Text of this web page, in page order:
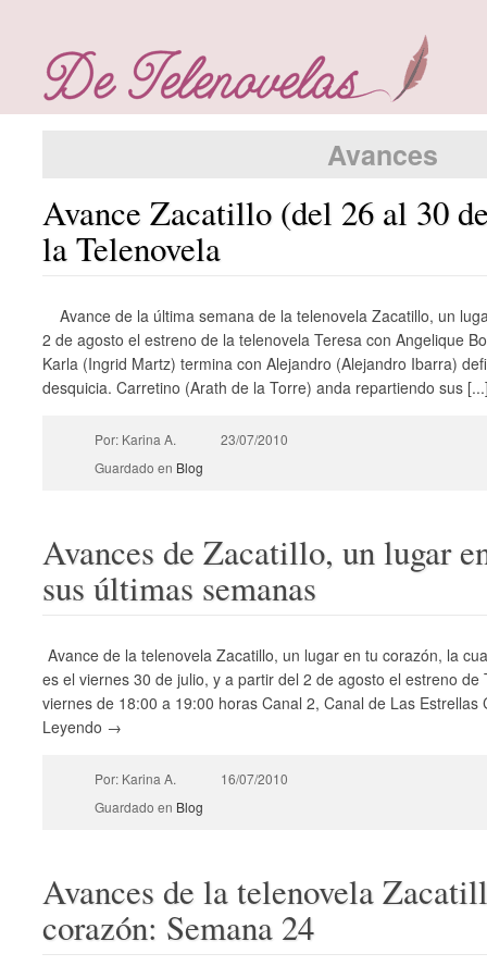
Avances
Avance Zacatillo (del 26 al 30
la Telenovela
Avance de la última semana de la telenovela Zacatillo, un
2 de agosto el estreno de la telenovela Teresa con Angelique
Karla (Ingrid Martz) termina con Alejandro (Alejandro Ibarra)
desquicia. Carretino (Arath de la Torre) anda repartiendo sus
Por: Karina A.
23/07/2010
Guardado en Blog
Avances de Zacatillo, un lugar
sus últimas semanas
Avance de la telenovela Zacatillo, un lugar en tu corazón, la
es el viernes 30 de julio, y a partir del 2 de agosto el estreno
viernes de 18:00 a 19:00 horas Canal 2, Canal de Las
Leyendo →
Por: Karina A.
16/07/2010
Guardado en Blog
Avances de la telenovela
corazón: Semana 24